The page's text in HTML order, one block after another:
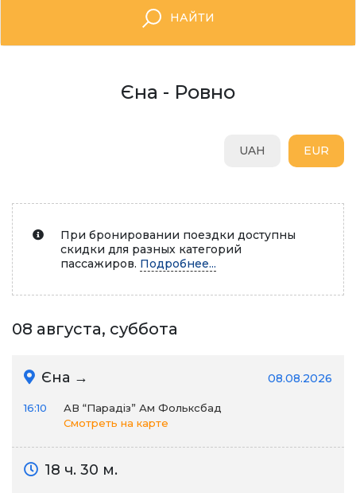
НАЙТИ
Єна - Ровно
EUR
UAH
При бронировании поездки доступны
скидки для разных категорий
пассажиров. Подробнее...
08 августа, суббота
Єна → 08.08.2026
16:10
АВ “Парадіз” Ам Фольксбад
Смотреть на карте
18 ч. 30 м.